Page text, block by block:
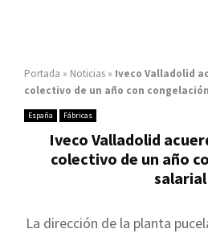
Portada » Noticias » Iveco Valladolid
colectivo de un año con
España Fábricas
Iveco Valladolid
colectivo de un año
salarial
La dirección de la planta